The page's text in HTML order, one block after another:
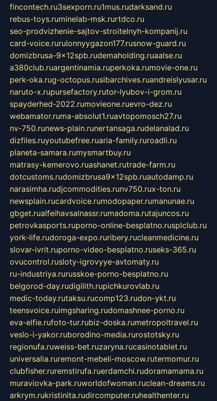
fincontech.ru3sexporn.ru1mus.rudarksand.ru
rebus-toys.ruminelab-msk.rurtdco.ru
seo-prodvizhenie-sajtov-stroitelnyh-kompanij.ru
card-voice.rurulonnyygazon177.rusnow-guard.ru
domizbrusa-9x12spb.rudemaholding.ruaalse.ru
a380club.ruargentinamia.ruperkoka.rumovie-one.ru
perk-oka.rug-octopus.rusibarchives.ruandreislyusar.ru
naruto-x.rupursefactory.rutor-lyubov-i-grom.ru
spayderhed-2022.rumovieone.ruevro-dez.ru
webamator.ruma-absolut1.ruavtopomosch27.ru
nv-750.runews-plain.runertansaga.rudelanalad.ru
dizfiles.ruyoutubefree.ruaria-family.ruroadli.ru
planeta-samara.rumysmartbuy.ru
matrasy-kemerovo.ruashanet.rutrade-farm.ru
dotcustoms.rudomizbrusa9x12spb.ruautodamp.ru
narasimha.rudjcommodities.runv750.rux-ton.ru
newsplain.rucardvoice.rumodopaper.rumanunae.ru
gbget.rualfeihavsalnassr.rumadoma.rutajuncos.ru
petrovkasports.ruporno-online-besplatno.rusplclub.ru
york-life.rudoroga-expo.ruribery.rucleanmedicine.ru
slovar-ivrit.ruporno-video-besplatno.ruseks-365.ru
ovucontrol.rusloty-igrovyye-avtomaty.ru
ru-industriya.rurusskoe-porno-besplatno.ru
belgorod-day.rudigilith.rupichkurovlab.ru
medic-today.rutaksu.rucomp123.rudon-ykt.ru
teensvoice.ruimgsharing.rudomashnee-porno.ru
eva-elfie.rufoto-tur.rubiz-doska.rumetropoltravel.ru
veslo-i-yakor.ruborodino-media.rurostotsky.ru
regionufa.ruweiss-bet.ruzaryna.rucasinotablet.ru
universalia.ruremont-mebeli-moscow.rutermomur.ru
clubfisher.ruremstirufa.ruerdamchi.rudoramamama.ru
muraviovka-park.ruworldofwoman.ruclean-dreams.ru
arkrym.rukristinita.rudircomputer.ruhealthenter.ru